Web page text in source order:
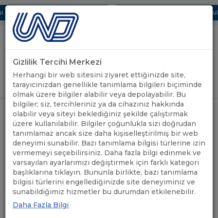
Dijital UBAK Bölümü Hakkında UND, Yunanistan Vize
Uluslararası Nakliyeciler Derneği
GİRİŞ YAP
ANASAYFA /
ÖNEMLİ
DUYURULAR
/
İPSALA SINIR KAPISI'NDAKİ SAHA
YENİLEME ÇALIŞMALARI
HAKKINDA
İPSALA SINIR KAPISI'NDAKİ
SAHA YENİLEME
ÇALIŞMALARI HAKKINDA
Gizlilik Tercihi Merkezi
Herhangi bir web sitesini ziyaret ettiğinizde site,
tarayıcınızdan genellikle tanımlama bilgileri biçiminde
olmak üzere bilgiler alabilir veya depolayabilir. Bu
bilgiler; siz, tercihleriniz ya da cihazınız hakkında
olabilir veya siteyi beklediğiniz şekilde çalıştırmak
üzere kullanılabilir. Bilgiler çoğunlukla sizi doğrudan
tanımlamaz ancak size daha kişiselleştirilmiş bir web
deneyimi sunabilir. Bazı tanımlama bilgisi türlerine izin
vermemeyi seçebilirsiniz. Daha fazla bilgi edinmek ve
varsayılan ayarlarımızı değiştirmek için farklı kategori
başlıklarına tıklayın. Bununla birlikte, bazı tanımlama
bilgisi türlerini engellediğinizde site deneyiminiz ve
sunabildiğimiz hizmetler bu durumdan etkilenebilir.
Daha Fazla Bilgi